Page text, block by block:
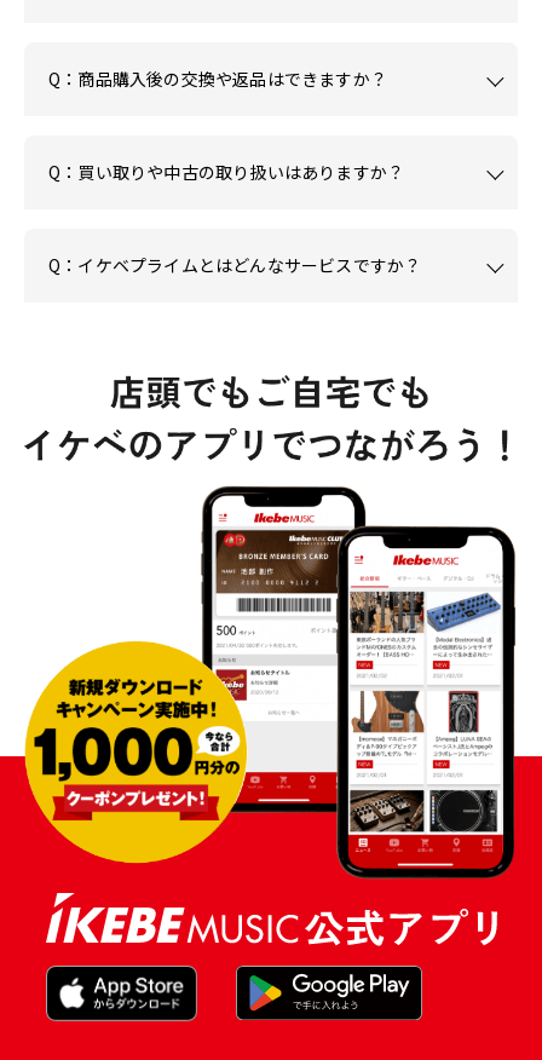
Q：商品購入後の交換や返品はできますか？
Q：買い取りや中古の取り扱いはありますか？
Q：イケベプライムとはどんなサービスですか？